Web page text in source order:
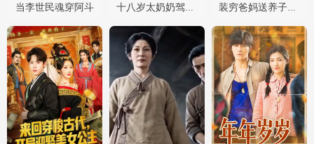
当李世民魂穿阿斗 十八岁太奶奶驾到重整家族荣耀2 装穷爸妈送养子珍宝